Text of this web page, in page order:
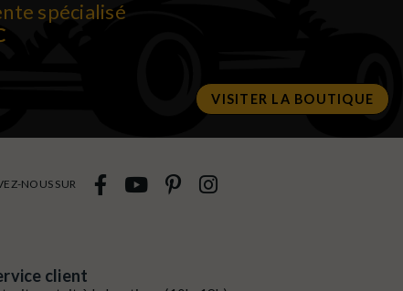
spécialisé
VISITER LA BOUTIQUE
NOUS SUR
client